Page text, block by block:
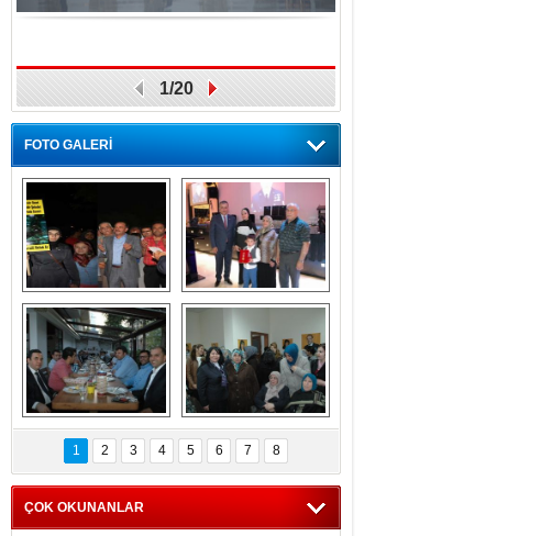
1/20
FOTO GALERİ
Gölbaşı GAZZE
İÇİN YÜRÜDÜ
Kaymakamlıktan
iftar yemeği
Kaymakamlıktan
iftar yemeği
NERGÜL
YILDIRIM SEÇİM
BÜROSUNU AÇTI
1 2 3 4 5 6 7 8
ÇOK OKUNANLAR